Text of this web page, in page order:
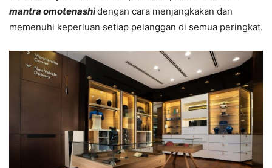
mantra omotenashidengan cara menjangkakan dan
memenuhi keperluan setiap pelanggan di semua peringkat.